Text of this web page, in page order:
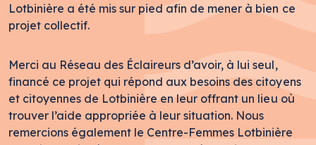
Lotbinière a été mis sur pied afin de mener à bien ce
projet collectif.
Merci au Réseau des Éclaireurs d’avoir, à lui seul,
financé ce projet qui répond aux besoins des citoyens
et citoyennes de Lotbinière en leur offrant un lieu où
trouver l’aide appropriée à leur situation. Nous
remercions également le Centre-Femmes Lotbinière